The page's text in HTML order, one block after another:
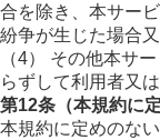
合を除き、本サー
紛争が生じた場合
（4） その他本サ
らずして利用者又
第12条（本規約に
本規約に定めのな